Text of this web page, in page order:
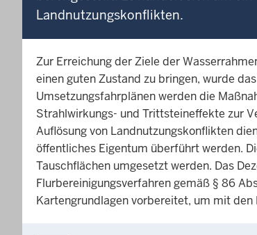
Landnutzungskonflikten.
Zur Erreichung der Ziele der
einen guten Zustand zu bringen, wurde
Umsetzungsfahrplänen werden die
Strahlwirkungs- und Trittsteineffekte zur
Auflösung von Landnutzungskonflikten
öffentliches Eigentum überführt werden.
Tauschflächen umgesetzt werden. Das
Flurbereinigungsverfahren gemäß § 86
Kartengrundlagen vorbereitet, um mit